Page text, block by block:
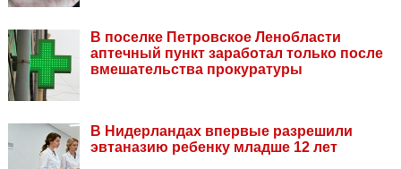
В поселке Петровское Ленобласти
аптечный пункт заработал только после
вмешательства прокуратуры
В Нидерландах впервые разрешили
эвтаназию ребенку младше 12 лет